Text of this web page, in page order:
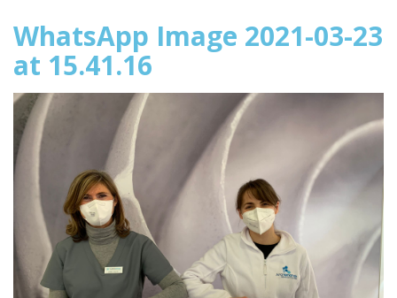
WhatsApp Image 2021-03-23
at 15.41.16